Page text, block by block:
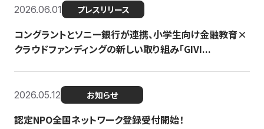
2026.06.01 プレスリリース
コングラントとソニー銀行が連携、小学生向け金融教育×
クラウドファンディングの新しい取り組み「GIVI...
2026.05.12 お知らせ
認定NPO全国ネットワーク登録受付開始！